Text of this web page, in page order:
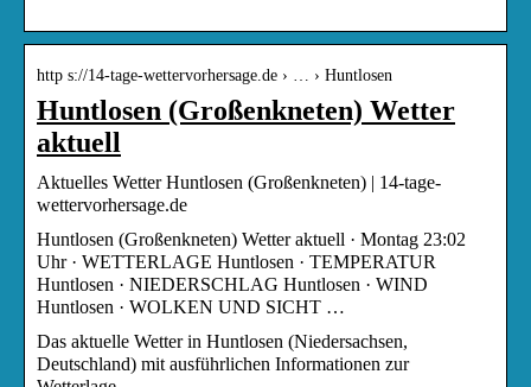
http s://14-tage-wettervorhersage.de › … › Huntlosen
Huntlosen (Großenkneten) Wetter
aktuell
Aktuelles Wetter Huntlosen (Großenkneten) | 14-tage-
wettervorhersage.de
Huntlosen (Großenkneten) Wetter aktuell · Montag 23:02
Uhr · WETTERLAGE Huntlosen · TEMPERATUR
Huntlosen · NIEDERSCHLAG Huntlosen · WIND
Huntlosen · WOLKEN UND SICHT …
Das aktuelle Wetter in Huntlosen (Niedersachsen,
Deutschland) mit ausführlichen Informationen zur